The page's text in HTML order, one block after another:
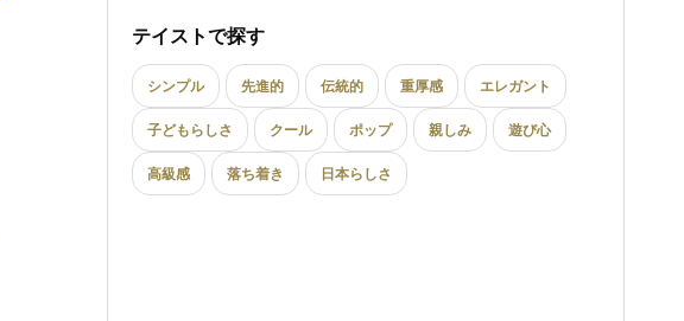
テイストで探す
シンプル 先進的 伝統的 重厚感 エレガント
子どもらしさ クール ポップ 親しみ 遊び心
高級感 落ち着き 日本らしさ